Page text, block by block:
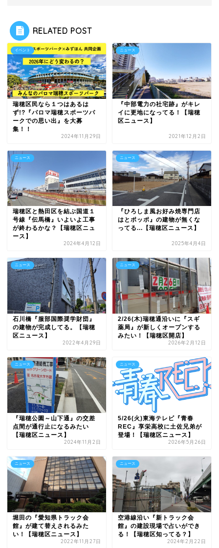
RELATED POST
イベント
瑞穂区民なら１つはあるは
ず!?『パロマ瑞穂スポーツパ
ークでの思い出』を大募
集！！
2024年11月29日
ニュース
『中部電力の社宅跡』がキレ
イに更地になってる！【瑞穂
区ニュース】
2021年12月2日
ニュース
瑞穂区と熱田区を結ぶ国道１
号線『伝馬橋』いよいよ工事
が終わるかな？【瑞穂区ニュ
ース】
2024年4月12日
ニュース
『ひろしま風お好み焼専門店
はとポッポ』の建物が無くな
ってる...【瑞穂区ニュース】
2025年4月4日
ニュース
石川橋『服部国際奨学財団』
の建物が完成してる。【瑞穂
区ニュース】
2022年4月29日
ニュース
2/26(木)瑞穂通沿いに『スギ
薬局』が新しくオープンする
みたい！【瑞穂区開店】
2026年2月12日
ニュース
『瑞穂公園～山下通』の交差
点間が通行止になるみたい
【瑞穂区ニュース】
2024年11月2日
ニュース
5/26(火)東海テレビ『青春
REC』享栄高校に土佐兄弟が
登場！【瑞穂区ニュース】
2026年5月26日
ニュース
堀田の『愛知県トラック会
館』が建て替えされるみた
い！【瑞穂区ニュース】
2022年11月27日
ニュース
空港線沿い『新トラック会
館』の建設現場で占いができ
る！【瑞穂区知ってる？】
2024年2月22日